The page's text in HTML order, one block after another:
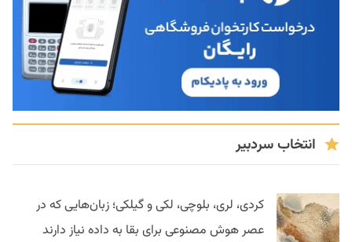
انتخاب سردبیر
کردی، لری، بلوچی، لکی و گیلکی؛ زبان‌هایی که در
عصر هوش مصنوعی برای بقا به داده نیاز دارند